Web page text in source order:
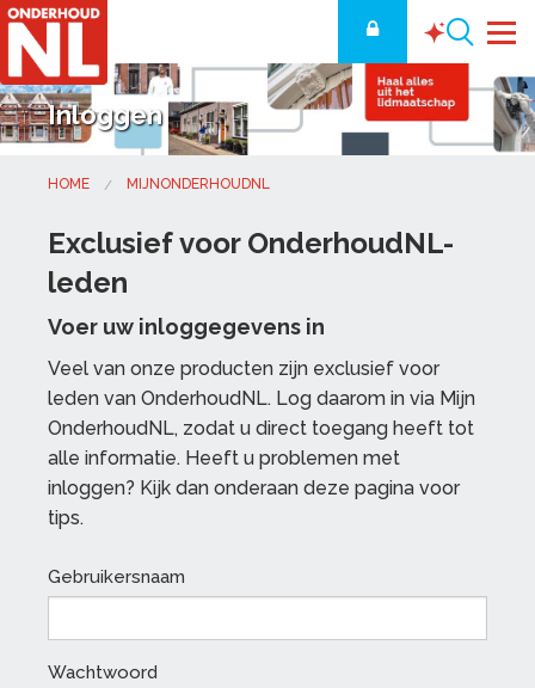
Inloggen
HOME MIJNONDERHOUDNL
Exclusief voor OnderhoudNL-
leden
Voer uw inloggegevens in
Veel van onze producten zijn exclusief voor
leden van OnderhoudNL. Log daarom in via Mijn
OnderhoudNL, zodat u direct toegang heeft tot
alle informatie. Heeft u problemen met
inloggen? Kijk dan onderaan deze pagina voor
tips.
Gebruikersnaam
Wachtwoord